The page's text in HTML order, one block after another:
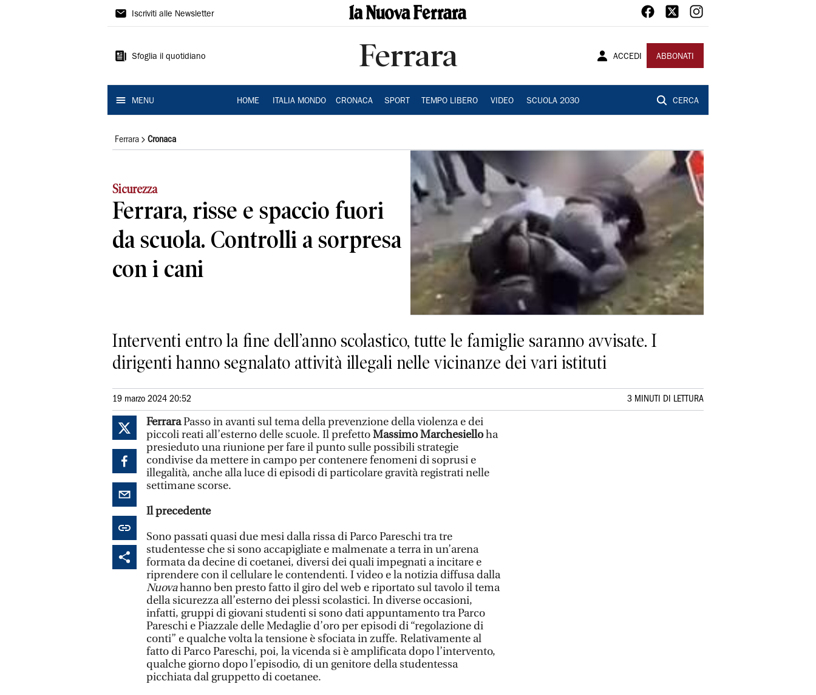
La
Ferrara
Iscriviti alle Newsletter
Sfoglia il quotidiano Ferrara ACCEDI ABBONATI
MENU HOME ITALIA MONDO CRONACA SPORT TEMPO LIBERO VIDEO SCUOLA 2030 CERCA
Ferrara Cronaca
Sicurezza
Ferrara, risse e spaccio fuori
da scuola. Controlli a sorpresa
con i cani
Interventi entro la fine dell’anno scolastico, tutte le famiglie saranno avvisate. I
dirigenti hanno segnalato attività illegali nelle vicinanze dei vari istituti
19 marzo 2024 20:52 3 MINUTI DI LETTURA
FerraraPasso in avanti sul tema della prevenzione della violenza e dei
piccoli reati all’esterno delle scuole. Il prefettoMassimo Marchesielloha
presieduto una riunione per fare il punto sulle possibili strategie
condivise da mettere in campo per contenere fenomeni di soprusi e
illegalità, anche alla luce di episodi di particolare gravità registrati nelle
settimane scorse.
Il precedente
Sono passati quasi due mesi dalla rissa di Parco Pareschi tra tre
studentesse che si sono accapigliate e malmenate a terra in un’arena
formata da decine di coetanei, diversi dei quali impegnati a incitare e
riprendere con il cellulare le contendenti. I video e la notizia diffusa dalla
Nuovahanno ben presto fatto il giro del web e riportato sul tavolo il tema
della sicurezza all’esterno dei plessi scolastici. In diverse occasioni,
infatti, gruppi di giovani studenti si sono dati appuntamento tra Parco
Pareschi e Piazzale delle Medaglie d’oro per episodi di “regolazione di
conti” e qualche volta la tensione è sfociata in zuffe. Relativamente al
fatto di Parco Pareschi, poi, la vicenda si è amplificata dopo l’intervento,
qualche giorno dopo l’episodio, di un genitore della studentessa
picchiata dal gruppetto di coetanee.